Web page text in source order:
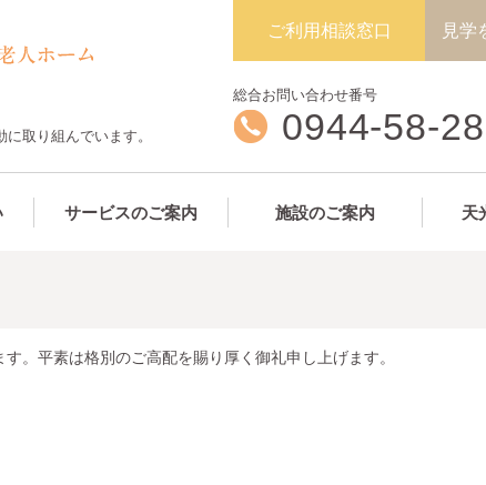
取り組んでいます。
ご利用相談窓口 見学
総合お問い合わせ番号
0944-58-
サービスのご案内 施設のご案内 天
。平素は格別のご高配を賜り厚く御礼申し上げます。